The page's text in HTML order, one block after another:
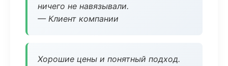
ничего не навязывали.
— Клиент компании
Хорошие цены и понятный подход.